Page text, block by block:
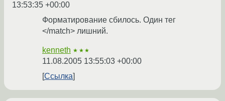
13:53:35 +00:00
Форматирование сбилось. Один тег
</match> лишний.
kenneth ★★★
11.08.2005 13:55:03 +00:00
Ссылка